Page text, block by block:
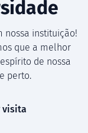
nossa instituição!
que a melhor
de nossa
perto.
visita